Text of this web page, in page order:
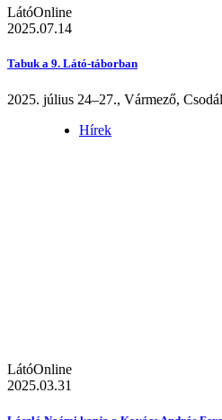
LátóOnline
2025.07.14
Tabuk a 9. Látó-táborban
2025. július 24–27., Vármező,
Hírek
LátóOnline
2025.03.31